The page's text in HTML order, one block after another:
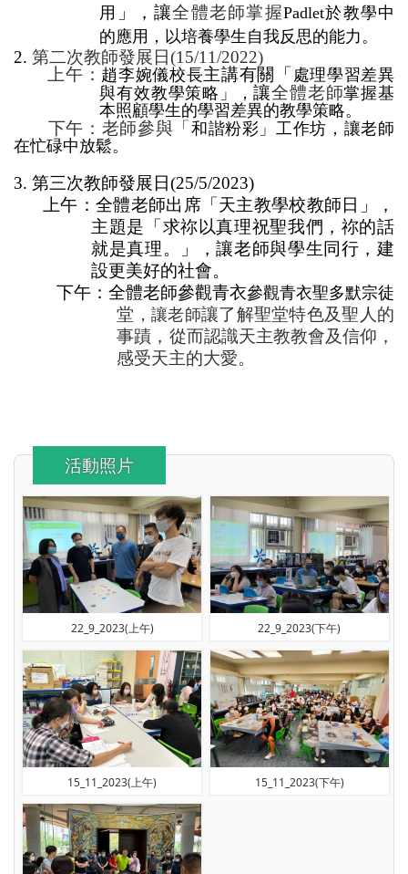
用 」，讓全體老師掌握Padlet於教學中
的應用，以培養學生自我反思的能力。
2. 第二次教師發展日(15/11/2022)
上午： 趙李婉儀校長主講有關「 處理學習差異
與有效教學策略」，讓全體老師掌握基
本照顧學生的學習差異的教學策略。
下午：老師參與「 和諧粉彩」工作坊，讓老師
在忙碌中放鬆。
3. 第三次教師發展日(25/5/2023)
上午：全體老師出席「天主教學校教師日」，
主題是「求祢以真理祝聖我們，祢的話
就是真理。」，讓老師與學生同行，建
設更美好的社會。
下午：全體老師參觀青衣參觀青衣聖多默宗徒
堂 ，讓老師讓了解聖堂特色及聖人的
事蹟，從而認識天主教教會及信仰，
感受天主的大愛。
活動照片
22_9_2023(上午) 22_9_2023(下午)
15_11_2023(上午) 15_11_2023(下午)